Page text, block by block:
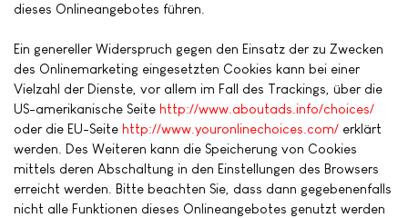
dieses Onlineangebotes führen.
Ein genereller Widerspruch gegen den Einsatz der zu Zwecken
des Onlinemarketing eingesetzten Cookies kann bei einer
Vielzahl der Dienste, vor allem im Fall des Trackings, über die
US-amerikanische Seite http://www.aboutads.info/choices/
oder die EU-Seite http://www.youronlinechoices.com/ erklärt
werden. Des Weiteren kann die Speicherung von Cookies
mittels deren Abschaltung in den Einstellungen des Browsers
erreicht werden. Bitte beachten Sie, dass dann gegebenenfalls
nicht alle Funktionen dieses Onlineangebotes genutzt werden